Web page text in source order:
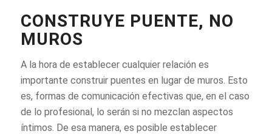
CONSTRUYE PUENTE, NO
MUROS
A la hora de establecer cualquier relación es
importante construir puentes en lugar de muros. Esto
es, formas de comunicación efectivas que, en el caso
de lo profesional, lo serán si no mezclan aspectos
íntimos. De esa manera, es posible establecer